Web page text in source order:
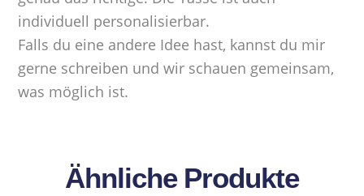
individuell personalisierbar.
Falls du eine andere Idee hast, kannst du mir
gerne schreiben und wir schauen gemeinsam,
was möglich ist.
Ähnliche Produkte